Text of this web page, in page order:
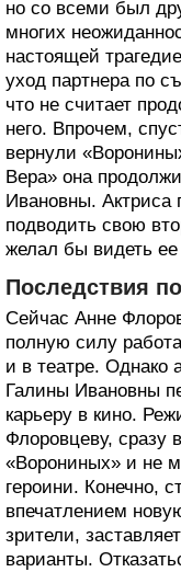
но со всеми был
многих
настоящей
уход партнера по
что не считает
него. Впрочем,
вернули
Вера» она
Ивановны. Актриса
подводить свою
желал бы видеть ее
Последствия
Сейчас Анне
полную силу
и в театре. Однако
Галины Ивановны
карьеру в кино.
Флоровцеву, сразу
«Ворониных» и не
героини. Конечно,
впечатлением
зрители,
варианты.